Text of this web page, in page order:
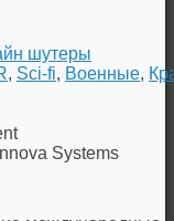
шутеры
, Sci-fi, Военные,
Systems